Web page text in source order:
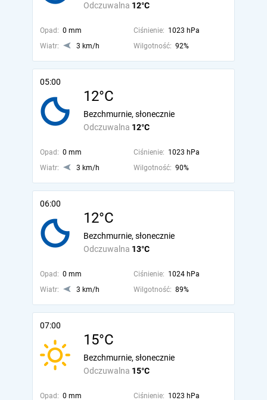
Odczuwalna 12°C
Opad: 0 mm Ciśnienie: 1023 hPa
Wiatr:
3 km/h Wilgotność: 92%
05:00
12°C
Odczuwalna 12°C
Bezchmurnie, słonecznie
Opad: 0 mm Ciśnienie: 1023 hPa
Wiatr:
3 km/h Wilgotność: 90%
06:00
12°C
Odczuwalna 13°C
Bezchmurnie, słonecznie
Opad: 0 mm Ciśnienie: 1024 hPa
Wiatr:
3 km/h Wilgotność: 89%
07:00
15°C
Odczuwalna 15°C
Bezchmurnie, słonecznie
Opad: 0 mm Ciśnienie: 1023 hPa